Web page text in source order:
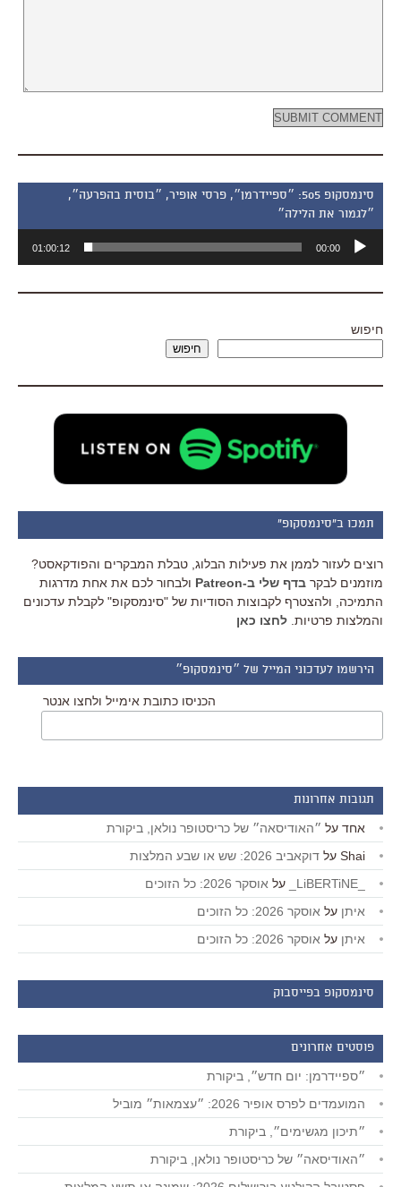
סינמסקופ 505: ״ספיידרמן״, פרסי אופיר, ״בוסית בהפרעה״,
״לגמור את הלילה״
אודיו
00:00
01:00:12
חיפוש
חיפוש
תמכו ב"סינמסקופ"
רוצים לעזור לממן את פעילות הבלוג, טבלת המבקרים והפודקאסט?
מוזמנים לבקר בדף שלי ב-Patreon
ולבחור לכם את אחת מדרגות
התמיכה, ולהצטרף לקבוצות הסודיות של "סינמסקופ" לקבלת עדכונים
והמלצות פרטיות. לחצו כאן
הירשמו לעדכוני המייל של ״סינמסקופ״
הכניסו כתובת אימייל ולחצו אנטר
תגובות אחרונות
אחד על ״האודיסאה״ של כריסטופר נולאן, ביקורת
Shai על דוקאביב 2026: שש או שבע המלצות
על אוסקר 2026: כל הזוכים
איתן על אוסקר 2026: כל הזוכים
איתן על אוסקר 2026: כל הזוכים
סינמסקופ בפייסבוק
פוסטים אחרונים
״ספיידרמן: יום חדש״, ביקורת
המועמדים לפרס אופיר 2026: ״עצמאות״ מוביל
״תיכון מגשימים״, ביקורת
״האודיסאה״ של כריסטופר נולאן, ביקורת